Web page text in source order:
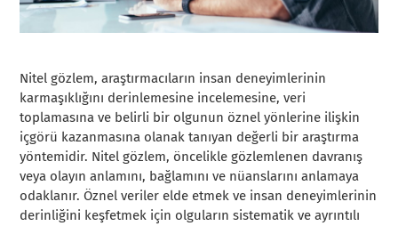
Nitel gözlem, araştırmacıların insan deneyimlerinin
karmaşıklığını derinlemesine incelemesine, veri
toplamasına ve belirli bir olgunun öznel yönlerine ilişkin
içgörü kazanmasına olanak tanıyan değerli bir araştırma
yöntemidir. Nitel gözlem, öncelikle gözlemlenen davranış
veya olayın anlamını, bağlamını ve nüanslarını anlamaya
odaklanır. Öznel veriler elde etmek ve insan deneyimlerinin
derinliğini keşfetmek için olguların sistematik ve ayrıntılı